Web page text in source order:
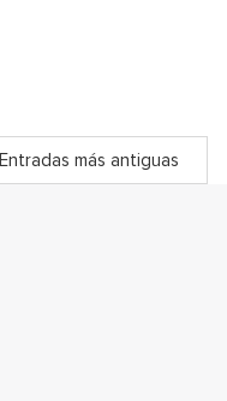
Entradas más antiguas